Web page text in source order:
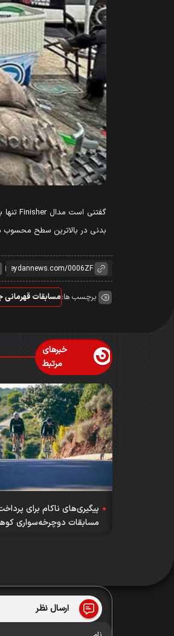
گفتنی است مدالFinisherتنها
بدنی در بالاترین سطح
برچسب ها:مسابقات قهرمانی
خبرهای
مرتبط
پیگیری‌های ناکام برای
مسابقات دوچرخه‌سواری
ارسال نظر